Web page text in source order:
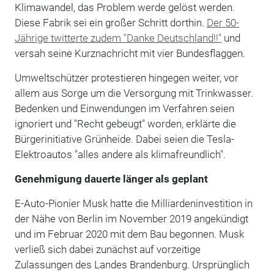
Klimawandel, das Problem werde gelöst werden.
Diese Fabrik sei ein großer Schritt dorthin. Der 50-
Jährige twitterte zudem "Danke Deutschland!!" und
versah seine Kurznachricht mit vier Bundesflaggen.
Umweltschützer protestieren hingegen weiter, vor
allem aus Sorge um die Versorgung mit Trinkwasser.
Bedenken und Einwendungen im Verfahren seien
ignoriert und "Recht gebeugt" worden, erklärte die
Bürgerinitiative Grünheide. Dabei seien die Tesla-
Elektroautos "alles andere als klimafreundlich".
Genehmigung dauerte länger als geplant
E-Auto-Pionier Musk hatte die Milliardeninvestition in
der Nähe von Berlin im November 2019 angekündigt
und im Februar 2020 mit dem Bau begonnen. Musk
verließ sich dabei zunächst auf vorzeitige
Zulassungen des Landes Brandenburg. Ursprünglich